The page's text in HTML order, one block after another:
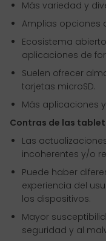
Más variedad y
Amplias opciones
Ecosistema
aplicaciones de
Suelen ofrecer
tarjetas microSD.
Más aplicaciones
Contras de las
Las
incoherentes y/o
Puede haber
experiencia del
los dispositivos.
Mayor
seguridad y al